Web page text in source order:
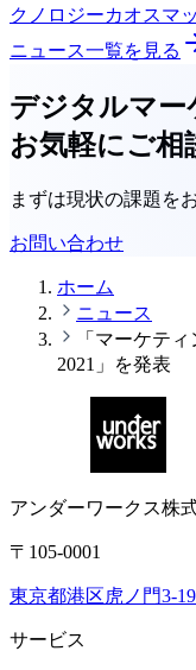
クノロジーカオスマ
ニュース一覧を見る
デジタルマー
お気軽にご相
まずは現状の課題を
お問い合わせ
ホーム
ニュース
「マーケテ
2021」を発表
アンダーワークス株
〒105-0001
東京都港区虎ノ門3-
サービス